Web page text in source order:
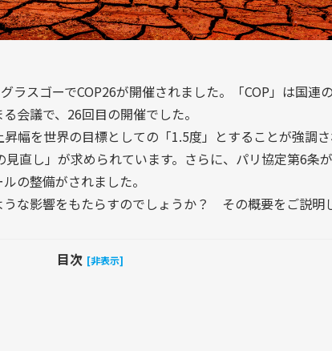
ラスゴーでCOP26が開催されました。「COP」は国連
会議で、26回目の開催でした。
幅を世界の目標としての「1.5度」とすることが強調
直し」が求められています。さらに、パリ協定第6条
の整備がされました。
な影響をもたらすのでしょうか？ その概要をご説明
目次 [非表示]